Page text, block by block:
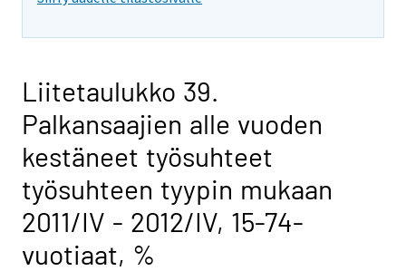
Liitetaulukko 39.
Palkansaajien alle vuoden
kestäneet työsuhteet
työsuhteen tyypin mukaan
2011/IV - 2012/IV, 15-74-
vuotiaat, %